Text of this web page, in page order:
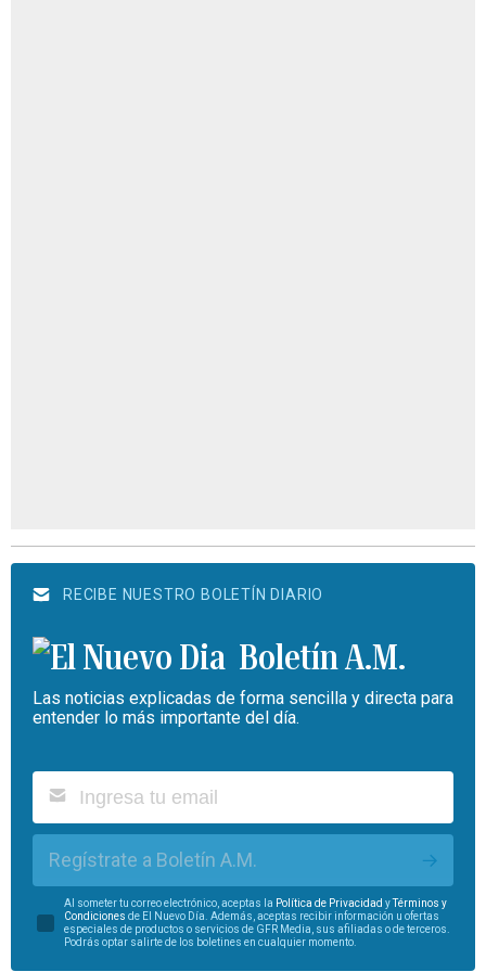
RECIBE NUESTRO BOLETÍN DIARIO
Boletín A.M.
Las noticias explicadas de forma sencilla y directa para
entender lo más importante del día.
Regístrate a Boletín A.M.
Al someter tu correo electrónico, aceptas la Política de Privacidad yTérminos y
Condiciones de El Nuevo Día. Además, aceptas recibir información u ofertas
especiales de productos o servicios de GFR Media, sus afiliadas o de terceros.
Podrás optar salirte de los boletines en cualquier momento.